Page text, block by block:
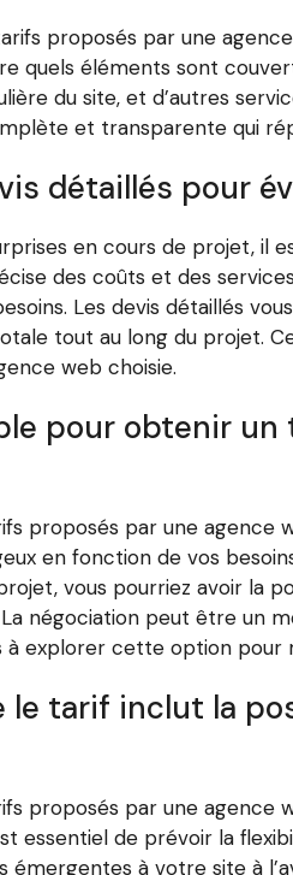
proposés par une
quels éléments sont
du site, et d’autres
et transparente qui
détaillés pour
en cours de projet, il
des coûts et des
Les devis détaillés
tout au long du projet.
web choisie.
pour obtenir
proposés par une
en fonction de vos
vous pourriez avoir la
négociation peut être un
à explorer cette option
le tarif inclut la
proposés par une
essentiel de prévoir la
à votre site à